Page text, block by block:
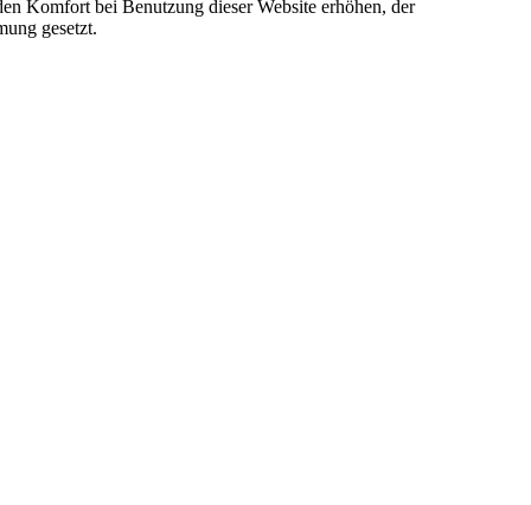
Komfort bei Benutzung dieser Website erhöhen, der
gesetzt.